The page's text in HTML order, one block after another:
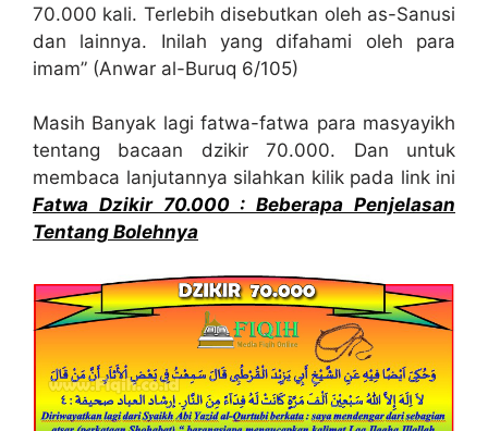
70.000 kali. Terlebih disebutkan oleh as-Sanusi
dan lainnya. Inilah yang difahami oleh para
imam” (Anwar al-Buruq 6/105)
Masih Banyak lagi fatwa-fatwa para masyayikh
tentang bacaan dzikir 70.000. Dan untuk
membaca lanjutannya silahkan kilik pada link ini
Fatwa Dzikir 70.000 : Beberapa Penjelasan
Tentang Bolehnya